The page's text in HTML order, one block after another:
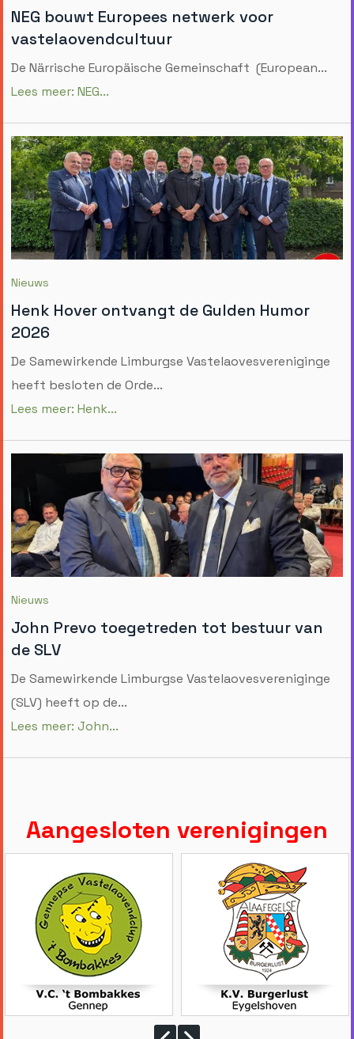
NEG bouwt Europees netwerk voor
vastelaovendcultuur
De Närrische Europäische Gemeinschaft (European...
Lees meer: NEG...
Nieuws
Henk Hover ontvangt de Gulden Humor
2026
De Samewirkende Limburgse Vastelaovesvereniginge
heeft besloten de Orde...
Lees meer: Henk...
Nieuws
John Prevo toegetreden tot bestuur van
de SLV
De Samewirkende Limburgse Vastelaovesvereniginge
(SLV) heeft op de...
Lees meer: John...
Aangesloten verenigingen